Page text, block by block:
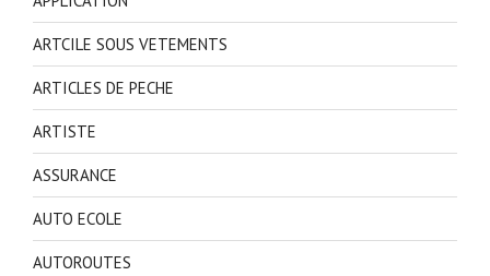
ARTCILE SOUS VETEMENTS
ARTICLES DE PECHE
ARTISTE
ASSURANCE
AUTO ECOLE
AUTOROUTES